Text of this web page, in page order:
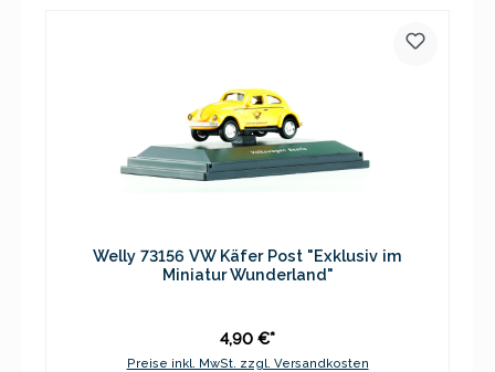
Welly 73156 VW Käfer Post "Exklusiv im
Miniatur Wunderland"
4,90 €*
Preise inkl. MwSt. zzgl. Versandkosten